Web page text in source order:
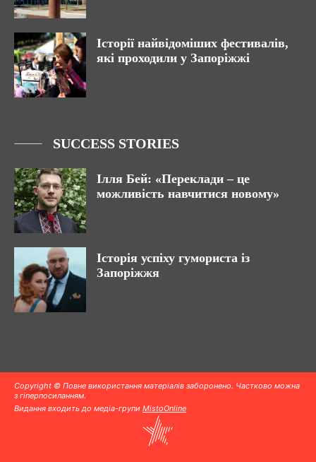
Історії найвідоміших фестивалів,
які проходили у Запоріжжі
SUCCESS STORIES
Ілля Бей: «Переклади – це
можливість навчитися новому»
Історія успіху гумориста із
Запоріжжя
Copyright © Повне використання матеріалів заборонено. Частково можна
з гіперпосиланням.
Видання входить до медіа-групи MistoOnline